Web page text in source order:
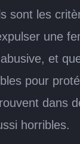
sont les
une
et
pour
dans
horribles.